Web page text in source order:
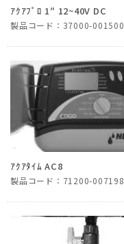
ｱｸｱﾌﾟﾛ 1″ 12~40V DC
製品コード：37000-001500
ｱｸｱﾀｲﾑ AC8
製品コード：71200-007198